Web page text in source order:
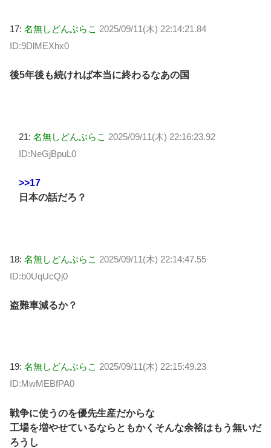
17: 名無しどんぶらこ 2025/09/11(木) 22:14:21.84
ID:9DlMEXhx0
後5年後も続ければ本当に終わるなあの国
21: 名無しどんぶらこ 2025/09/11(木) 22:16:23.92
ID:NeGjBpuL0
>>17
日本の話だろ？
18: 名無しどんぶらこ 2025/09/11(木) 22:14:47.55
ID:b0UqUcQj0
盗難車減るか？
19: 名無しどんぶらこ 2025/09/11(木) 22:15:49.23
ID:MwMEBfPA0
戦争に使うのを優先生産だからな
工場を増やせているならともかくそんな余裕はもう無いだ
ろうし